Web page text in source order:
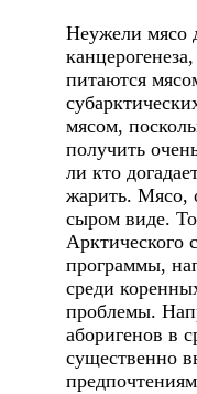
Неужели мясо
питаются
мясом,
получить
ли кто
жарить. Мясо,
сыром виде.
Арктического
программы,
среди
проблемы.
аборигенов в
существенно